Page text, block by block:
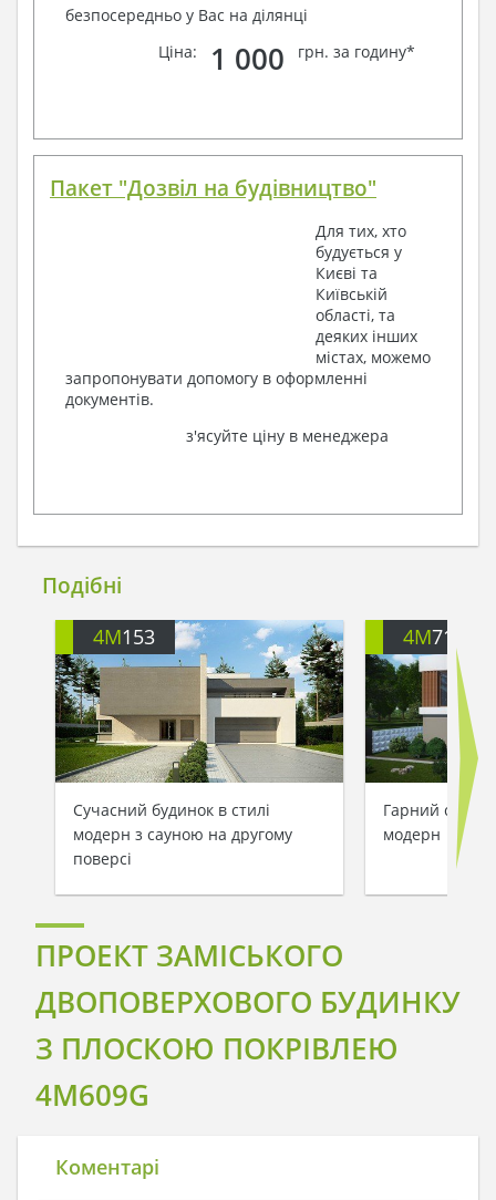
безпосередньо у Вас на ділянці
Ціна:
1 000 грн. за годину*
Пакет "Дозвіл на будівництво"
Для тих, хто
будується у
Києві та
Київській
області, та
деяких інших
містах, можемо
запропонувати допомогу в оформленні
документів.
з'ясуйте ціну в менеджера
Подібні
4M153
Сучасний будинок в стилі
модерн з сауною на другому
поверсі
4M711
Гарний
модерн
ПРОЕКТ ЗАМІСЬКОГО
ДВОПОВЕРХОВОГО БУДИНКУ
З ПЛОСКОЮ ПОКРІВЛЕЮ
4M609G
Коментарі